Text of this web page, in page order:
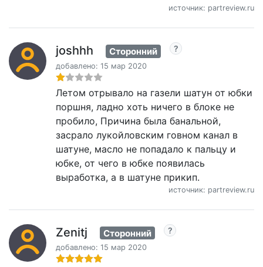
источник: partreview.ru
joshhh Сторонний
добавлено: 15 мар 2020
Летом отрывало на газели шатун от юбки
поршня, ладно хоть ничего в блоке не
пробило, Причина была банальной,
засрало лукойловским говном канал в
шатуне, масло не попадало к пальцу и
юбке, от чего в юбке появилась
выработка, а в шатуне прикип.
источник: partreview.ru
Zenitj Сторонний
добавлено: 15 мар 2020